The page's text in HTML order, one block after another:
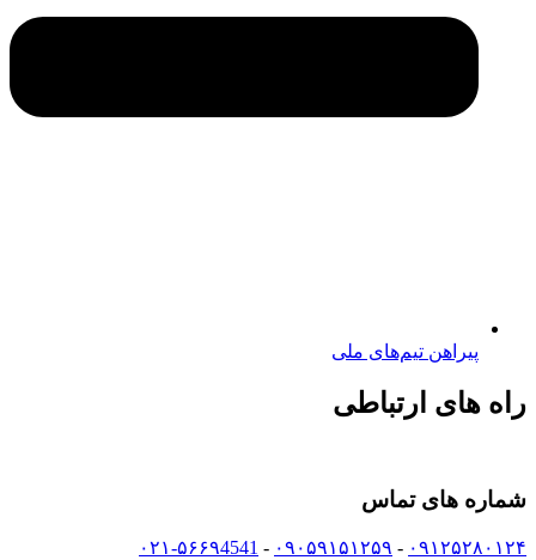
پیراهن تیم‌های ملی
راه های ارتباطی
شماره های تماس
۰۹۱۲۵۲۸۰۱۲۴ - ۰۹۰۵۹۱۵۱۲۵۹ - ۰۲۱-۵۶۶۹4541